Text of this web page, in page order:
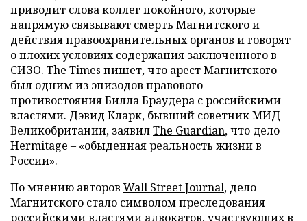
приводит слова коллег покойного, которые
напрямую связывают смерть Магнитского и
действия правоохранительных органов и говорят
о плохих условиях содержания заключенного в
СИЗО. The Times пишет, что арест Магнитского
был одним из эпизодов правового
противостояния Билла Браудера с российскими
властями. Дэвид Кларк, бывший советник МИД
Великобритании, заявилThe Guardian, что дело
Hermitage – «обыденная реальность жизни в
России».
По мнению авторов Wall Street Journal, дело
Магнитского стало символом преследования
российскими властями адвокатов, участвующих в